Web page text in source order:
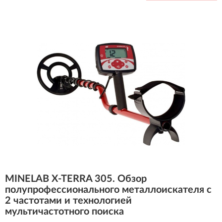
подключения наушников или внешнего динамика.
MINELAB X-TERRA 305. Обзор
полупрофессионального металлоискателя с
2 частотами и технологией
мультичастотного поиска